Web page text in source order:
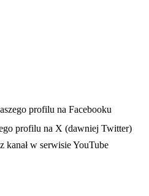
w nowej karcieprofilu na Facebooku
profilu na X (dawniej Twitter)
nowej karcie
kanał w serwisie YouTube